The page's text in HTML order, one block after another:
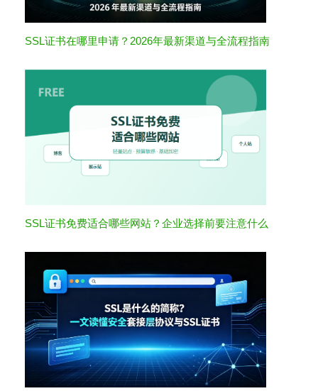
SSL证书在哪里申请？2026年最新渠道与全流程指南
SSL证书免费适合哪些网站？企业选择前要注意什么